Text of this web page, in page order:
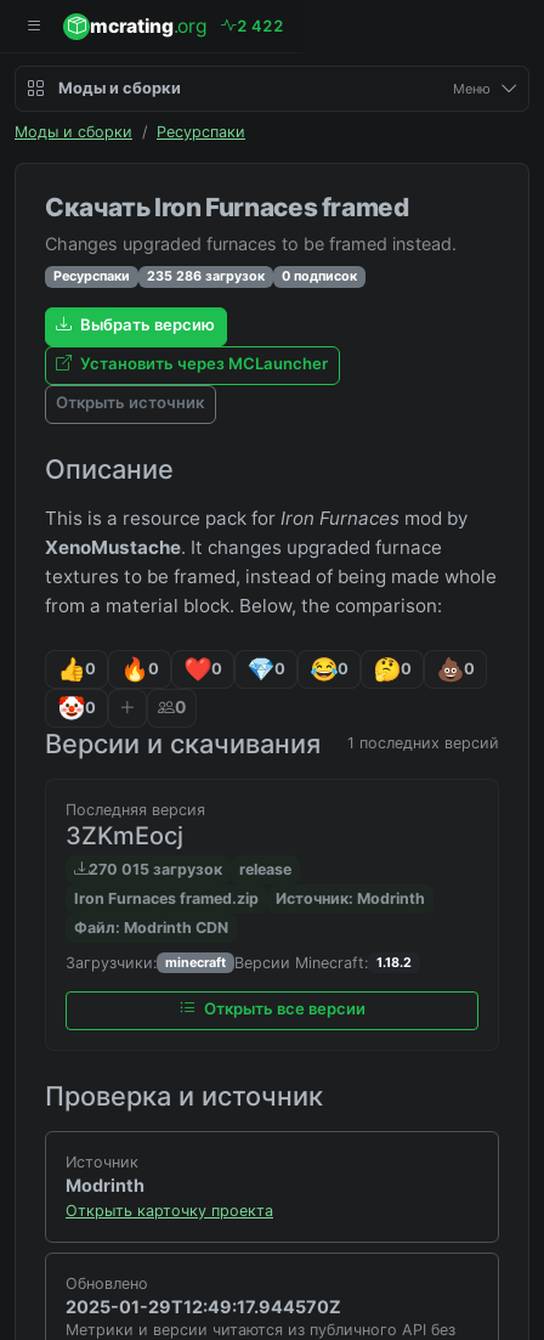
mcrating.org 2 422
Моды и сборки Меню
Моды и сборки / Ресурспаки
Скачать Iron Furnaces framed
Changes upgraded furnaces to be framed instead.
Ресурспаки 235 286 загрузок 0 подписок
Выбрать версию
Установить через MCLauncher
Открыть источник
Описание
This is a resource pack for Iron Furnaces mod by
XenoMustache. It changes upgraded furnace
textures to be framed, instead of being made whole
from a material block. Below, the comparison:
0 0 0 0 0 0 0
0 0
Версии и скачивания 1 последних версий
Последняя версия
3ZKmEocj
270 015 загрузок
release
Iron Furnaces framed.zip
Источник: Modrinth
Файл: Modrinth CDN
Загрузчики: minecraft Версии Minecraft: 1.18.2
Открыть все версии
Проверка и источник
Источник
Modrinth
Открыть карточку проекта
Обновлено
2025-01-29T12:49:17.944570Z
Метрики и версии читаются из публичного API без